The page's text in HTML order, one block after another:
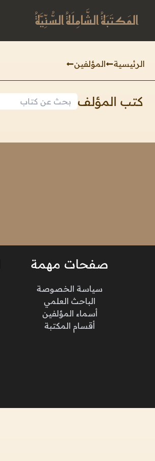
المَكتَبَةُ الشَّامِلَةُ السُّنِّيَّةُ
الرئيسية المؤلفين
كتب المؤلف
صفحات مهمة
سياسة الخصوصة
الباحث العلمي
أسماء المؤلفين
أقسام المكتبة